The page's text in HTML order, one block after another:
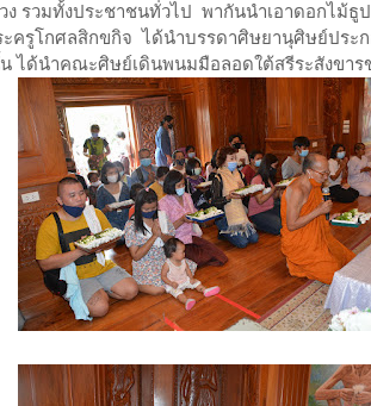
รวมทั้งประชาชนทั่วไป พากันนำเอาดอกไม้ธู
ครูโกศลสิกขกิจ ได้นำบรรดาศิษยานุศิษย์ประ
ได้นำคณะศิษย์เดินพนมมือลอดใต้สรีระสังขาร